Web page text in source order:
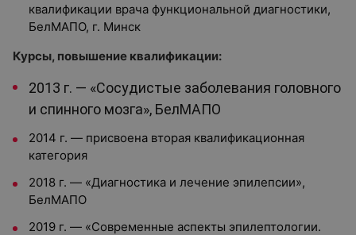
квалификации врача функциональной диагностики,
БелМАПО, г. Минск
Курсы, повышение квалификации:
2013 г. — «Сосудистые заболевания головного
и спинного мозга», БелМАПО
2014 г. — присвоена вторая квалификационная
категория
2018 г. — «Диагностика и лечение эпилепсии»,
БелМАПО
2019 г. — «Современные аспекты эпилептологии.